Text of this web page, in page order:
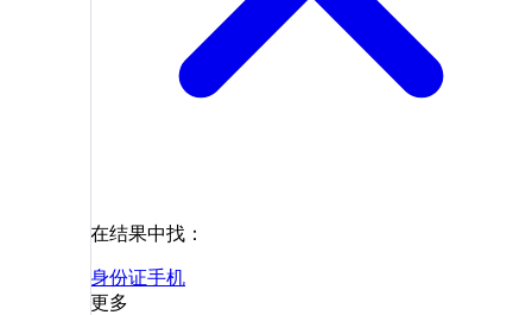
在结果中找：
身份证手机
更多